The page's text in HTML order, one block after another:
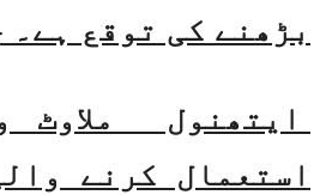
بڑھنے کی توقع
ایتھنول ملاوٹ
استعمال کرنے